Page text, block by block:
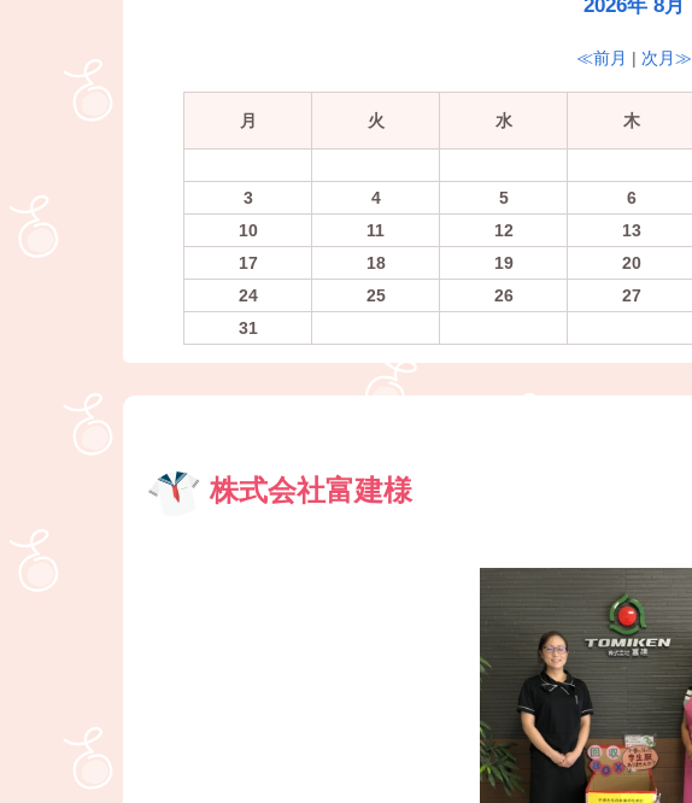
2026年 8月
≪前月 | 次月≫
月 火 水 木
3
4 5 6
10
11 12 13
17
18 19 20
24
25 26 27
31
株式会社富建様